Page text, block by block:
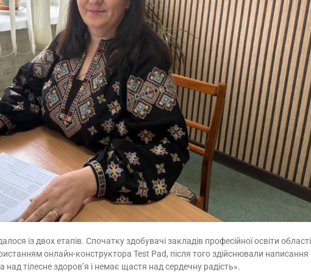
із двох етапів. Спочатку здобувачі закладів професійної освіти області
онлайн-конструктора Test Pad, після того здійснювали написання
над тілесне здоров’я і немає щастя над сердечну радість».